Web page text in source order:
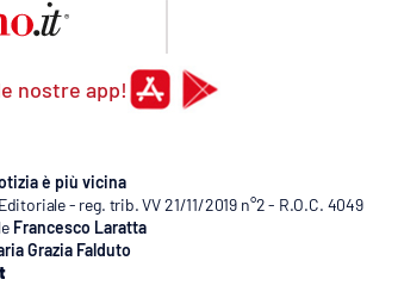
nostre app!
è più vicina
- reg. trib. VV 21/11/2019 n°2 - R.O.C. 4049
Francesco Laratta
Grazia Falduto